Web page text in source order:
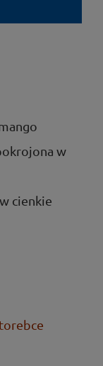
w
cienkie